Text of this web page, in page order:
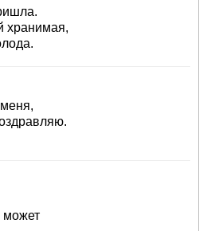
хранимая,
может